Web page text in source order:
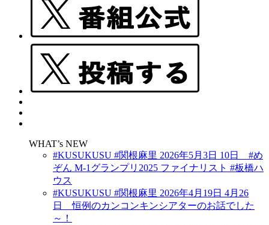
WHAT’s NEW
#KUSUKUSU #関根麻里 2026年5月3日 10日 #め
ぞん M-1グランプリ2025 ファイナリスト #板橋ハ
ウス
#KUSUKUSU #関根麻里 2026年4月19日 4月26
日 恒例のカンコンキンシアターのお話でした
～！